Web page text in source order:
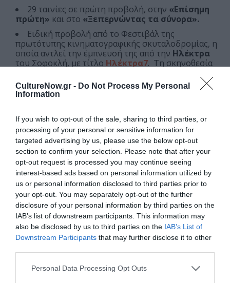
CultureNow.gr - Do Not Process My Personal
Information
If you wish to opt-out of the sale, sharing to third parties, or
processing of your personal or sensitive information for
targeted advertising by us, please use the below opt-out
section to confirm your selection. Please note that after your
opt-out request is processed you may continue seeing
interest-based ads based on personal information utilized by
us or personal information disclosed to third parties prior to
your opt-out. You may separately opt-out of the further
disclosure of your personal information by third parties on the
IAB’s list of downstream participants. This information may
also be disclosed by us to third parties on the IAB’s List of
Downstream Participants that may further disclose it to other
Personal Data Processing Opt Outs
29 ταινίες σε πρώτη προβολή, στην «Επίσημη
πρώτη» και στο «Ξεπερνώντας τα σύνορα».
Ειδική προβολή από το Φεστιβάλ της
πρωτότυπης κινηματογραφικής σκυταλοδρομίας, η
οποία αντλεί την έμπνευσή της από την Ηλέκτρα
του Σοφοκλή, με τίτλο Ηλέκτρα7. Τη σκηνοθεσία
Αλέξανδρος Βούλγαρης, Σοφία Εξάρχου, Νεριτάν
Ζιντζιρία, Χριστίνα Ιωακειμίδη, Μπάμπης
Φεστιβάλ Αθηνών Επιδαύρου, σε συνεργασία με την
Ελληνική Ακαδημία Κινηματογράφου, και
πραγματοποιείται με την ευγενική χορηγία της ΔΕΗ.
Τις βραβευμένες μικρού μήκους ταινίες από το
48ο Διεθνές Φεστιβάλ Ταινιών Μικρού Μήκους
Δράμας.
Οι ελληνικές ταινίες διεκδικούν μια σειρά από
ανεξάρτητα βραβεία.
Ηλέκτρα7 ©DESPINA SPYROU
SERIES SPECIAL SCREENINGS
Για άλλη μια χρονιά το Φεστιβάλ φιλοξενεί προβολές